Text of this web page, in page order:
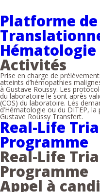
Platforme de
Hématologie
Activités
Prise en charge de
atteints d’hémopathies
à Gustave Roussy. Les
du laboratoire le sont après
(COS) du laboratoire. Les
d’Hématologie ou du DITEP,
Gustave Roussy Transfert.
Real-Life
Programme
Real-Life
Programme
Appel à